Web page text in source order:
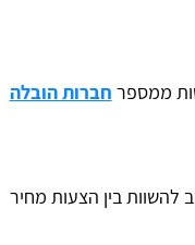
ממספר חברות הובלה
להשוות בין הצעות מחיר